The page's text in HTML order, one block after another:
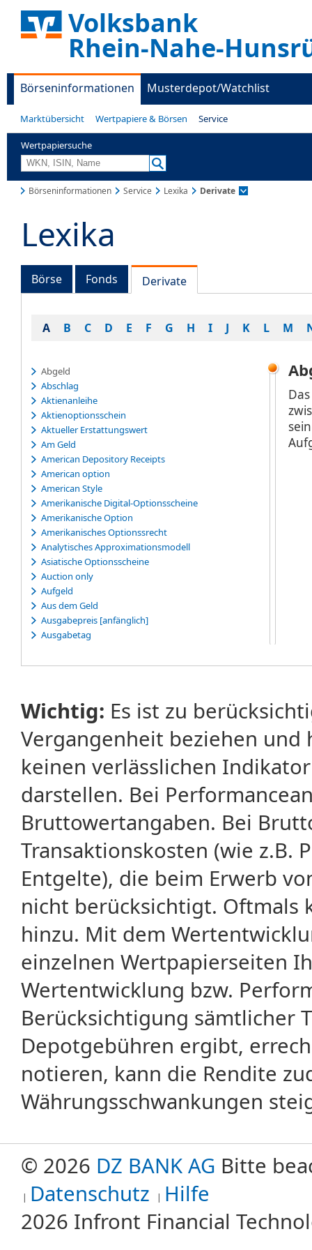
Volksbank
Rhein-Nahe-
Börseninformationen Musterdepot/Watchlist
Marktübersicht Wertpapiere & Börsen Service
Wertpapiersuche
Börseninformationen Service Lexika Derivate
Lexika
Börse Fonds Derivate
A B C D E F G H I J K L M
Abgeld
Abschlag
Aktienanleihe
Aktienoptionsschein
Aktueller Erstattungswert
Am Geld
American Depository Receipts
American option
American Style
Amerikanische Digital-Optionsscheine
Amerikanische Option
Amerikanisches Optionssrecht
Analytisches Approximationsmodell
Asiatische Optionsscheine
Auction only
Aufgeld
Aus dem Geld
Ausgabepreis [anfänglich]
Ausgabetag
Ausübungserklärung
Ausübungsrecht
Ausübungstag
Average-Rate-Warrants
Average-Strike-Warrants
Wichtig: Es ist zu
Vergangenheit beziehen
keinen verlässlichen
darstellen. Bei
Bruttowertangaben. Bei
Transaktionskosten (wie z.B.
Entgelte), die beim Erwerb
nicht berücksichtigt. Oftmals
hinzu. Mit dem
einzelnen Wertpapierseiten
Wertentwicklung bzw.
Berücksichtigung sämtlicher
Depotgebühren ergibt,
notieren, kann die Rendite
Währungsschwankungen
© 2026 DZ BANK AG Bitte
Datenschutz Hilfe
2026 Infront Financial